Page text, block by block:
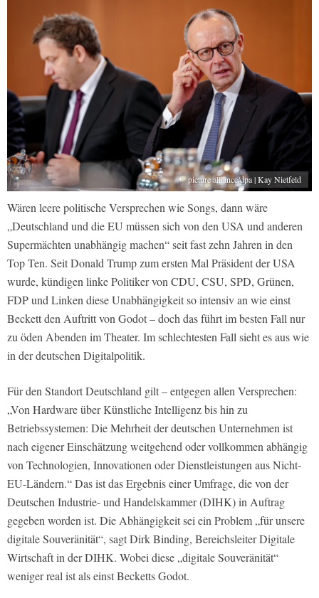
picture alliance/dpa | Kay Nietfeld
Wären leere politische Versprechen wie Songs, dann wäre
„Deutschland und die EU müssen sich von den USA und anderen
Supermächten unabhängig machen“ seit fast zehn Jahren in den
Top Ten. Seit Donald Trump zum ersten Mal Präsident der USA
wurde, kündigen linke Politiker von CDU, CSU, SPD, Grünen,
FDP und Linken diese Unabhängigkeit so intensiv an wie einst
Beckett den Auftritt von Godot – doch das führt im besten Fall nur
zu öden Abenden im Theater. Im schlechtesten Fall sieht es aus wie
in der deutschen Digitalpolitik.
Für den Standort Deutschland gilt – entgegen allen Versprechen:
„Von Hardware über Künstliche Intelligenz bis hin zu
Betriebssystemen: Die Mehrheit der deutschen Unternehmen ist
nach eigener Einschätzung weitgehend oder vollkommen abhängig
von Technologien, Innovationen oder Dienstleistungen aus Nicht-
EU-Ländern.“ Das ist das Ergebnis einer Umfrage, die von der
Deutschen Industrie- und Handelskammer (DIHK) in Auftrag
gegeben worden ist. Die Abhängigkeit sei ein Problem „für unsere
digitale Souveränität“, sagt Dirk Binding, Bereichsleiter Digitale
Wirtschaft in der DIHK. Wobei diese „digitale Souveränität“
weniger real ist als einst Becketts Godot.